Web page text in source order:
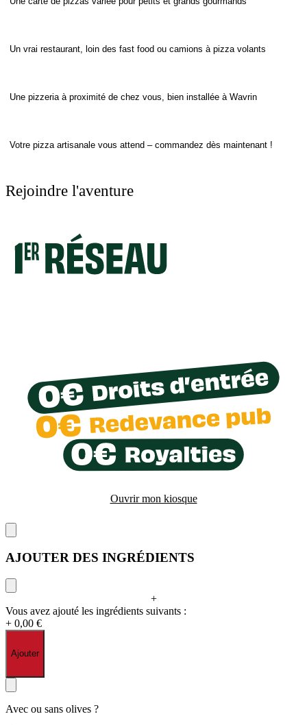
Un vrai restaurant, loin des fast food ou camions à pizza volants
Une pizzeria à proximité de chez vous, bien installée à Wavrin
Votre pizza artisanale vous attend – commandez dès maintenant !
Rejoindre l'aventure
Ouvrir mon kiosque
AJOUTER DES INGRÉDIENTS
+
Vous avez ajouté les ingrédients suivants :
+ 0,00 €
Ajouter
Avec ou sans olives ?